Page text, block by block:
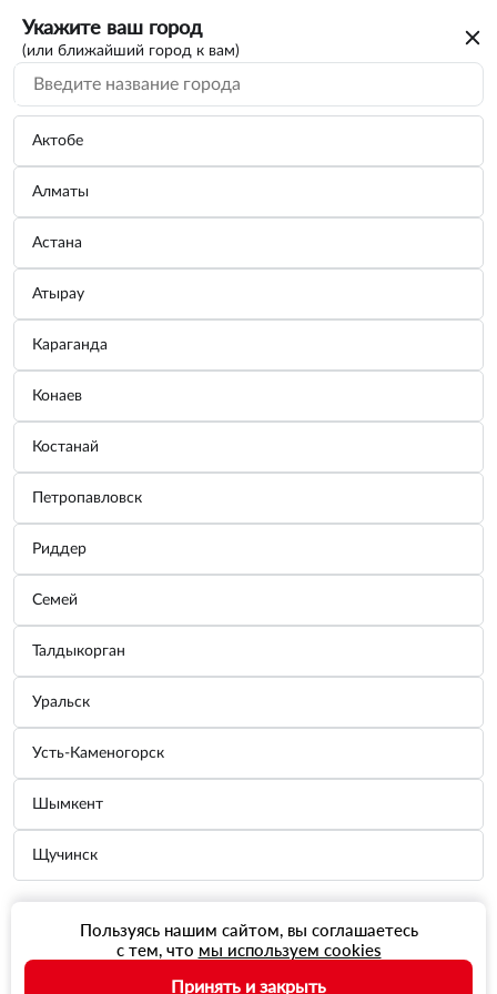
Укажите ваш город
(или ближайший город к вам)
Актобе
Алматы
Астана
Атырау
Караганда
Конаев
Костанай
Петропавловск
Риддер
Семей
Талдыкорган
Уральск
Усть-Каменогорск
Шымкент
Щучинск
Пользуясь нашим сайтом, вы соглашаетесь
с тем, что мы используем cookies
Принять и закрыть